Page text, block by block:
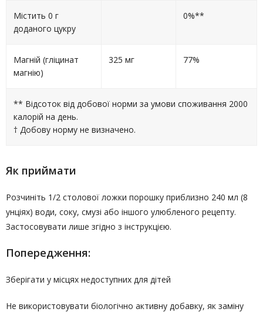
Містить 0 г
доданого цукру
0%**
Магній (гліцинат
магнію)
325 мг 77%
** Відсоток від добової норми за умови споживання 2000
калорій на день.
† Добову норму не визначено.
Як приймати
Розчиніть 1/2 столової ложки порошку приблизно 240 мл (8
унціях) води, соку, смузі або іншого улюбленого рецепту.
Застосовувати лише згідно з інструкцією.
Попередження:
Зберігати у місцях недоступних для дітей
Не використовувати біологічно активну добавку, як заміну